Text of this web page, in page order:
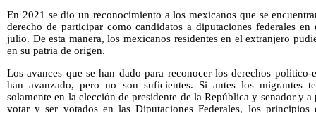
En 2021 se dio un reconocimiento a los mexicanos que se
derecho de participar como candidatos a diputaciones federales
julio. De esta manera, los mexicanos residentes en el extranjero
en su patria de origen.
Los avances que se han dado para reconocer los derechos
han avanzado, pero no son suficientes. Si antes los migrantes
solamente en la elección de presidente de la República y senador y
votar y ser votados en las Diputaciones Federales, los